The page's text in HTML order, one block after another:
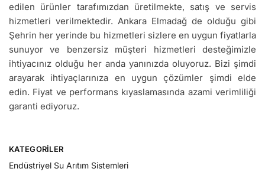
edilen ürünler tarafımızdan üretilmekte, satış ve servis
hizmetleri verilmektedir. Ankara Elmadağ de olduğu gibi
Şehrin her yerinde bu hizmetleri sizlere en uygun fiyatlarla
sunuyor ve benzersiz müşteri hizmetleri desteğimizle
ihtiyacınız olduğu her anda yanınızda oluyoruz. Bizi şimdi
arayarak ihtiyaçlarınıza en uygun çözümler şimdi elde
edin. Fiyat ve performans kıyaslamasında azami verimliliği
garanti ediyoruz.
KATEGORILER
Endüstriyel Su Arıtım Sistemleri